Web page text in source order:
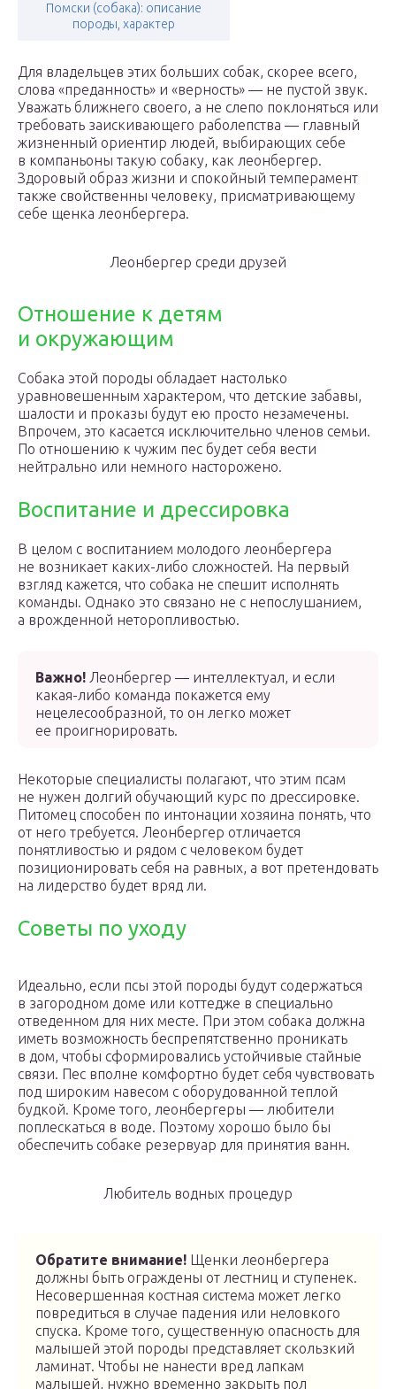
Помски (собака): описание
породы, характер
Для владельцев этих больших собак, скорее всего,
слова «преданность» и «верность» — не пустой звук.
Уважать ближнего своего, а не слепо поклоняться или
требовать заискивающего раболепства — главный
жизненный ориентир людей, выбирающих себе
в компаньоны такую собаку, как леонбергер.
Здоровый образ жизни и спокойный темперамент
также свойственны человеку, присматривающему
себе щенка леонбергера.
Леонбергер среди друзей
Отношение к детям
и окружающим
Собака этой породы обладает настолько
уравновешенным характером, что детские забавы,
шалости и проказы будут ею просто незамечены.
Впрочем, это касается исключительно членов семьи.
По отношению к чужим пес будет себя вести
нейтрально или немного насторожено.
Воспитание и дрессировка
В целом с воспитанием молодого леонбергера
не возникает каких-либо сложностей. На первый
взгляд кажется, что собака не спешит исполнять
команды. Однако это связано не с непослушанием,
а врожденной неторопливостью.
Важно! Леонбергер — интеллектуал, и если
какая-либо команда покажется ему
нецелесообразной, то он легко может
ее проигнорировать.
Некоторые специалисты полагают, что этим псам
не нужен долгий обучающий курс по дрессировке.
Питомец способен по интонации хозяина понять, что
от него требуется. Леонбергер отличается
понятливостью и рядом с человеком будет
позиционировать себя на равных, а вот претендовать
на лидерство будет вряд ли.
Советы по уходу
Идеально, если псы этой породы будут содержаться
в загородном доме или коттедже в специально
отведенном для них месте. При этом собака должна
иметь возможность беспрепятственно проникать
в дом, чтобы сформировались устойчивые стайные
связи. Пес вполне комфортно будет себя чувствовать
под широким навесом с оборудованной теплой
будкой. Кроме того, леонбергеры — любители
поплескаться в воде. Поэтому хорошо было бы
обеспечить собаке резервуар для принятия ванн.
Любитель водных процедур
Обратите внимание! Щенки леонбергера
должны быть ограждены от лестниц и ступенек.
Несовершенная костная система может легко
повредиться в случае падения или неловкого
спуска. Кроме того, существенную опасность для
малышей этой породы представляет скользкий
ламинат. Чтобы не нанести вред лапкам
малышей, нужно временно закрыть пол